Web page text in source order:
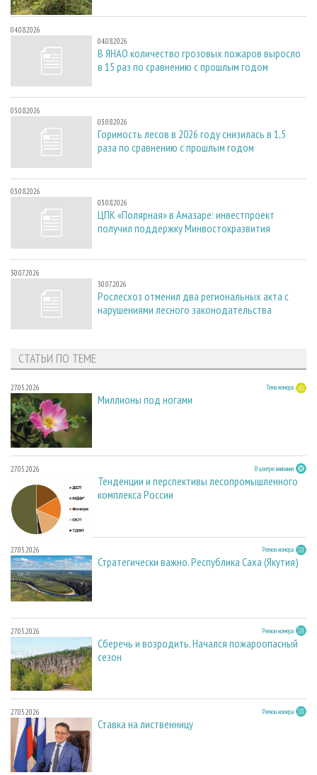
04.08.2026
04.08.2026
В ЯНАО количество грозовых пожаров выросло
в 15 раз по сравнению с прошлым годом
03.08.2026
03.08.2026
Горимость лесов в 2026 году снизилась в 1,5
раза по сравнению с прошлым годом
03.08.2026
03.08.2026
ЦПК «Полярная» в Амазаре: инвестпроект
получил поддержку Минвостокразвития
30.07.2026
30.07.2026
Рослесхоз отменил два региональных акта с
нарушениями лесного законодательства
СТАТЬИ ПО ТЕМЕ
27.05.2026 Тема номера
Миллионы под ногами
27.05.2026 В центре внимания
Тенденции и перспективы лесопромышленного
комплекса России
27.05.2026 Регион номера
Стратегически важно. Республика Саха (Якутия)
27.05.2026 Регион номера
Сберечь и возродить. Начался пожароопасный
сезон
27.05.2026 Регион номера
Ставка на лиственницу